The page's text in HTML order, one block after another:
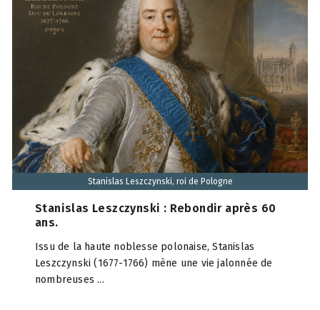
Stanislas Leszczynski, roi de Pologne
Stanislas Leszczynski : Rebondir après 60
ans.
Issu de la haute noblesse polonaise, Stanislas
Leszczynski (1677-1766) mène une vie jalonnée de
nombreuses ...